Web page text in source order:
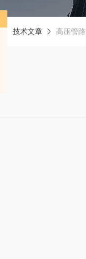
技术文章 高压管